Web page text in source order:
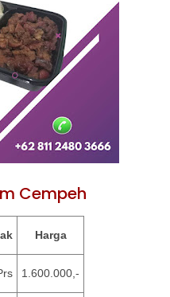
Cempeh
Harga
1.600.000,-